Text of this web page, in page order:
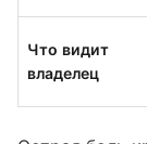
Что видит
владелец